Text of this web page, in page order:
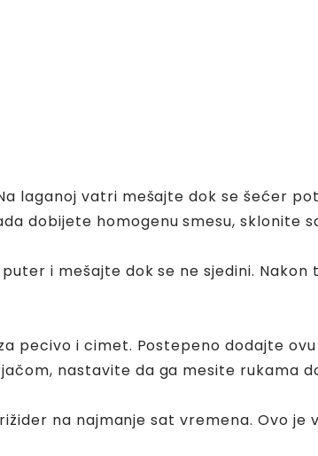
laganoj vatri mešajte dok se šećer
dobijete homogenu smesu, sklonite
i mešajte dok se ne sjedini.
pecivo i cimet. Postepeno dodajte
nastavite da ga mesite rukama
na najmanje sat vremena. Ovo